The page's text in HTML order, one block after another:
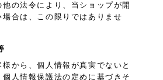
の法令により、当ショップが開
合は、この限りではありませ
から、個人情報が真実でないと
人情報保護法の定めに基づきそ